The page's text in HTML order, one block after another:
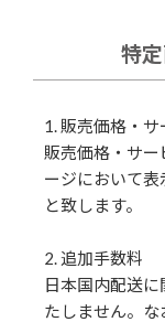
特
1. 販売価格・
販売価格・サ
ージにおいて表
と致します。
2. 追加手数料
日本国内配送
たしません。